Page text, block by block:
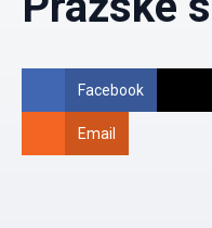
Facebook
Email